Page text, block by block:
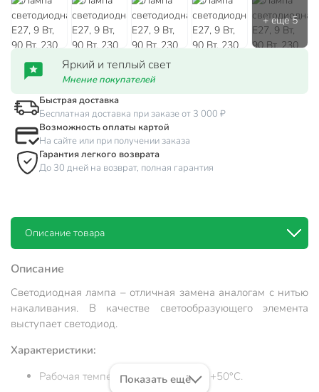
Яркий и теплый свет
Мнение покупателей
Быстрая доставка
Бесплатная доставка при заказе от 3 000 ₽
Возможность оплаты картой
На сайте или при получении заказа
Гарантия легкого возврата
До 30 дней на возврат, полная гарантия
Описание товара
Описание
Светодиодная лампа – отличная замена аналогам с нитью
накаливания. В качестве светообразующего элемента
выступает светодиод.
Характеристики:
Рабочая температура: от -25°C до +50°C.
Показать ещё